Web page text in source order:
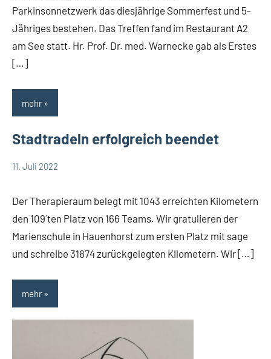
Parkinsonnetzwerk das diesjährige Sommerfest und 5-
Jähriges bestehen. Das Treffen fand im Restaurant A2
am See statt. Hr. Prof. Dr. med. Warnecke gab als Erstes
[…]
mehr
Stadtradeln erfolgreich beendet
11. Juli 2022
Der Therapieraum belegt mit 1043 erreichten Kilometern
den 109´ten Platz von 166 Teams. Wir gratulieren der
Marienschule in Hauenhorst zum ersten Platz mit sage
und schreibe 31874 zurückgelegten Kilometern. Wir […]
mehr